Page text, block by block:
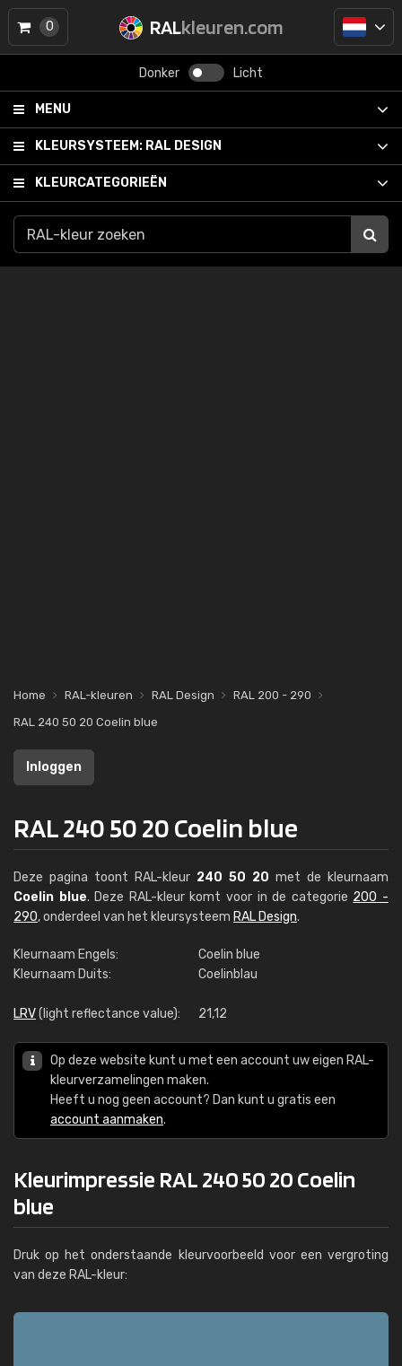
RALkleuren.com
Donker Licht
MENU
KLEURSYSTEEM: RAL DESIGN
KLEURCATEGORIEËN
0
Home RAL-kleuren RAL Design
RAL 200 - 290
RAL 240 50 20 Coelin blue
Inloggen
RAL 240 50 20 Coelin blue
Deze pagina toont RAL-kleur 240 50 20 met de kleurnaam
Coelin blue. Deze RAL-kleur komt voor in de categorie 200 -
290, onderdeel van het kleursysteem RAL Design.
Kleurnaam Engels:
Coelin blue
Kleurnaam Duits:
Coelinblau
LRV(light reflectance value): 21,12
Op deze website kunt u met een account uw eigen RAL-
kleurverzamelingen maken.
Heeft u nog geen account? Dan kunt u gratis een
account aanmaken.
Kleurimpressie RAL 240 50 20 Coelin
blue
Druk op het onderstaande kleurvoorbeeld voor een vergroting
van deze RAL-kleur: